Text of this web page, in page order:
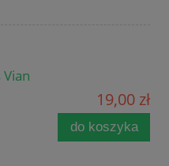
19,00 zł
do koszyka